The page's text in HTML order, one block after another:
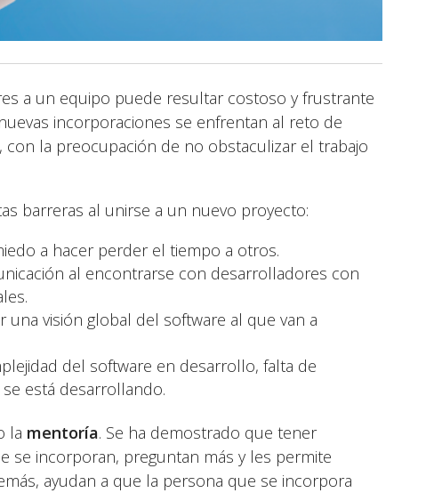
a un equipo puede resultar costoso y frustrante
incorporaciones se enfrentan al reto de
la preocupación de no obstaculizar el trabajo
barreras al unirse a un nuevo proyecto:
a hacer perder el tiempo a otros.
al encontrarse con desarrolladores con
visión global del software al que van a
del software en desarrollo, falta de
está desarrollando.
la mentoría. Se ha demostrado que tener
se incorporan, preguntan más y les permite
ayudan a que la persona que se incorpora